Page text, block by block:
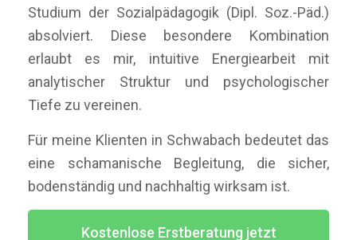
Studium der Sozialpädagogik (Dipl. Soz.-Päd.)
absolviert. Diese besondere Kombination
erlaubt es mir, intuitive Energiearbeit mit
analytischer Struktur und psychologischer
Tiefe zu vereinen.
Für meine Klienten in Schwabach bedeutet das
eine schamanische Begleitung, die sicher,
bodenständig und nachhaltig wirksam ist.
Kostenlose Erstberatung jetzt